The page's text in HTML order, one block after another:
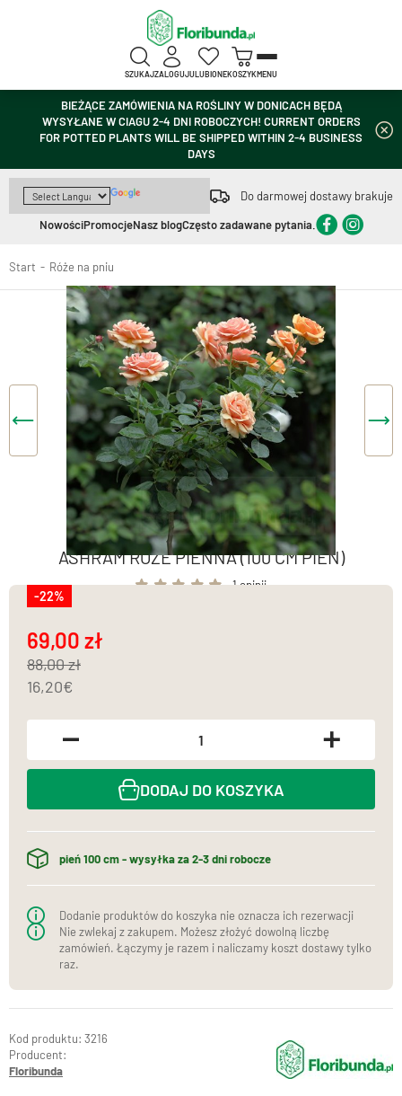
BIEŻĄCE ZAMÓWIENIA NA ROŚLINY W DONICACH BĘDĄ
WYSYŁANE W CIAGU 2-4 DNI ROBOCZYCH! CURRENT ORDERS
FOR POTTED PLANTS WILL BE SHIPPED WITHIN 2-4 BUSINESS
DAYS
Do darmowej dostawy brakuje
NowościPromocjeNasz blogCzęsto zadawane pytania.
SZUKAJZALOGUJULUBIONEKOSZYKMENU
Start Róże na pniu
ASHRAM RÓŻE PIENNA (100 CM PIEŃ)
1 opinii
3216
Producent:
Floribunda
-22%
69,00
88,00
16,20
DODAJ DO KOSZYKA
pień 100 cm - wysyłka za 2-3 dni robocze
Dodanie produktów do koszyka nie oznacza ich rezerwacji
Nie zwlekaj z zakupem. Możesz złożyć dowolną liczbę
zamówień. Łączymy je razem i naliczamy koszt dostawy tylko
raz.